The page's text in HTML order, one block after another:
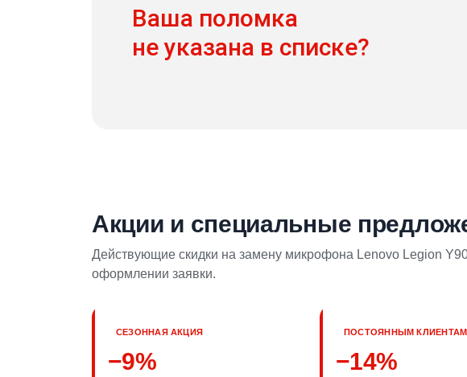
Ваша поломка
не указана в списке?
Акции и специальные
Действующие скидки на замену микрофона Lenovo Legion
оформлении заявки.
СЕЗОННАЯ АКЦИЯ
−9%
ПОСТОЯННЫМ КЛИЕНТАМ
−14%